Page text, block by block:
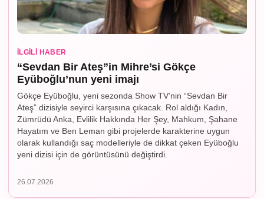
İLGILI HABER
“Sevdan Bir Ateş”in Mihre’si Gökçe
Eyüboğlu’nun yeni imajı
Gökçe Eyüboğlu, yeni sezonda Show TV’nin “Sevdan Bir
Ateş” dizisiyle seyirci karşısına çıkacak. Rol aldığı Kadın,
Zümrüdü Anka, Evlilik Hakkında Her Şey, Mahkum, Şahane
Hayatım ve Ben Leman gibi projelerde karakterine uygun
olarak kullandığı saç modelleriyle de dikkat çeken Eyüboğlu
yeni dizisi için de görüntüsünü değiştirdi.
26.07.2026